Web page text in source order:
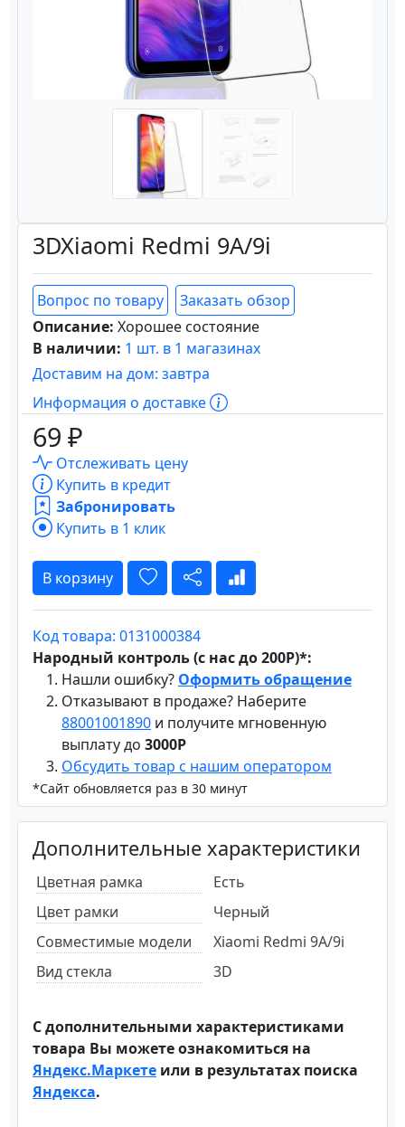
3DXiaomi Redmi 9A/9i
Вопрос по товару
Заказать обзор
Описание: Хорошее состояние
В наличии: 1 шт. в 1 магазинах
Доставим на дом: завтра
Информация о доставке
69 ₽
Отслеживать цену
Купить в кредит
Забронировать
Купить в 1 клик
В корзину
Код товара: 0131000384
Народный контроль (с нас до 200Р)*:
Нашли ошибку? Оформить обращение
Отказывают в продаже? Наберите
88001001890 и получите мгновенную
выплату до 3000Р
Обсудить товар с нашим оператором
*Сайт обновляется раз в 30 минут
Дополнительные характеристики
Цветная рамка
Есть
Цвет рамки
Черный
Совместимые модели
Xiaomi Redmi 9A/9i
Вид стекла
3D
С дополнительными характеристиками
товара Вы можете ознакомиться на
Яндекс.Маркете или в результатах поиска
Яндекса.